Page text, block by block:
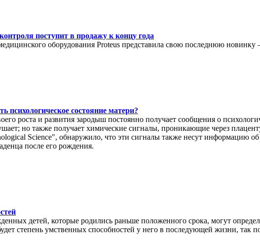
поступит в продажу к концу года
оборудования Proteus представила свою последнюю новинку
состояние матери?
роста и развития зародыш постоянно получает сообщения о
но также получает химические сигналы, проникающие через
Science", обнаружило, что эти сигналы также несут информацию
после его рождения.
детей, которые родились раньше положенного срока, могут
степень умственных способностей у него в последующей жизни, так